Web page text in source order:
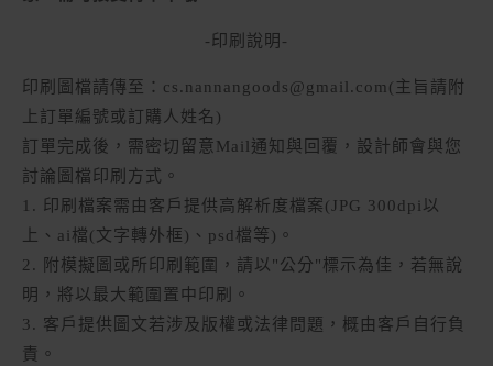
-印刷說明-
印刷圖檔請傳至：cs.nannangoods@gmail.com(主旨請附
上訂單編號或訂購人姓名)
訂單完成後，需密切留意Mail通知與回覆，設計師會與您
討論圖檔印刷方式。
1. 印刷檔案需由客戶提供高解析度檔案(JPG 300dpi以
上、ai檔(文字轉外框)、psd檔等)。
2. 附模擬圖或所印刷範圍，請以"公分"標示為佳，若無說
明，將以最大範圍置中印刷。
3. 客戶提供圖文若涉及版權或法律問題，概由客戶自行負
責。